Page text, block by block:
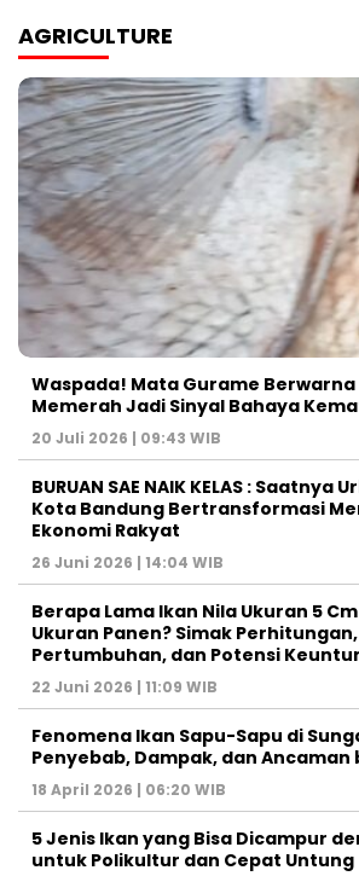
AGRICULTURE
Waspada! Mata Gurame Berwarna
Memerah Jadi Sinyal Bahaya
20 Juli 2026 | 09:43 WIB
BURUAN SAE NAIK KELAS : Saatnya
Kota Bandung Bertransformasi
Ekonomi Rakyat
26 Juni 2026 | 14:04 WIB
Berapa Lama Ikan Nila Ukuran 5
Ukuran Panen? Simak
Pertumbuhan, dan Potensi
22 Juni 2026 | 11:09 WIB
Fenomena Ikan Sapu-Sapu di
Penyebab, Dampak, dan Ancaman
18 April 2026 | 06:20 WIB
5 Jenis Ikan yang Bisa Dicampur
untuk Polikultur dan Cepat Untung